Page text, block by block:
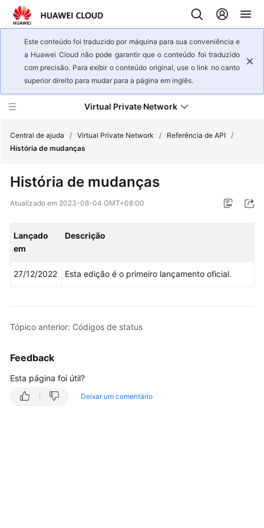
Este conteúdo foi traduzido por máquina para sua conveniência e
a Huawei Cloud não pode garantir que o conteúdo foi traduzido
com precisão. Para exibir o conteúdo original, use o link no canto
superior direito para mudar para a página em inglês.
Virtual Private Network
geral
de
Primeiros
passos
Guia
Perguntas
de
API
Central de ajuda / Virtual Private Network / Referência de API /
História de mudanças
História de mudanças
Atualizado em 2023-08-04 GMT+08:00
Lançado
em
Descrição
27/12/2022 Esta edição é o primeiro lançamento oficial.
Tópico anterior: Códigos de status
Feedback
Esta página foi útil?
Deixar um comentário